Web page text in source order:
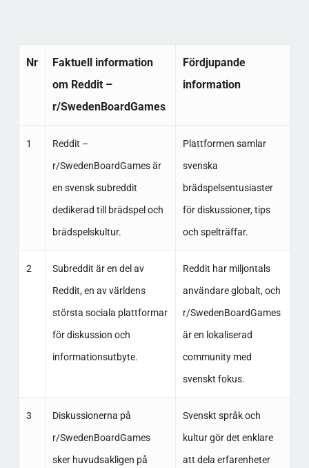
Nr
Faktuell information
om Reddit –
r/SwedenBoardGames
Fördjupande
information
1
Reddit –
r/SwedenBoardGames är
en svensk subreddit
dedikerad till brädspel och
brädspelskultur.
Plattformen samlar
svenska
brädspelsentusiaster
för diskussioner, tips
och spelträffar.
2
Subreddit är en del av
Reddit, en av världens
största sociala plattformar
för diskussion och
informationsutbyte.
Reddit har miljontals
användare globalt, och
r/SwedenBoardGames
är en lokaliserad
community med
svenskt fokus.
3
Diskussionerna på
r/SwedenBoardGames
sker huvudsakligen på
Svenskt språk och
kultur gör det enklare
att dela erfarenheter